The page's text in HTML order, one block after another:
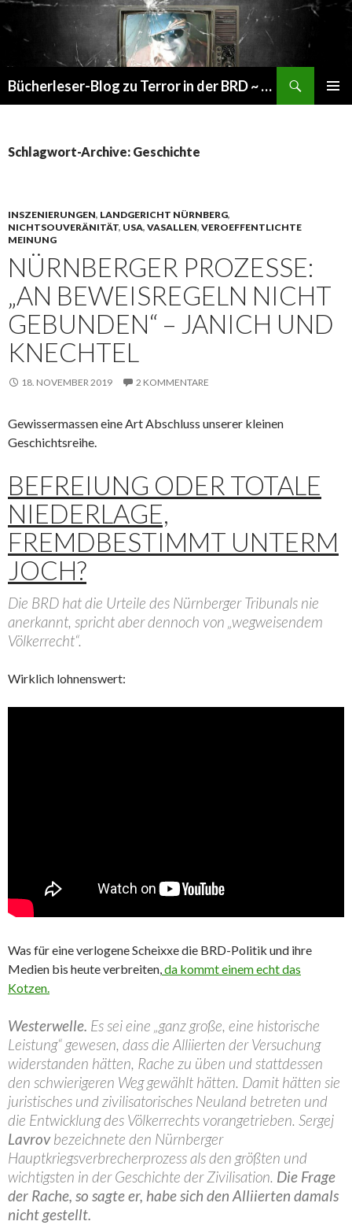
Bücherleser-Blog zu Terror in der BRD ~ die gemachte Realität
Schlagwort-Archive: Geschichte
INSZENIERUNGEN, LANDGERICHT NÜRNBERG,
NICHTSOUVERÄNITÄT, USA, VASALLEN, VEROEFFENTLICHTE
MEINUNG
NÜRNBERGER PROZESSE:
„AN BEWEISREGELN NICHT
GEBUNDEN“ – JANICH UND
KNECHTEL
18. NOVEMBER 2019 2 KOMMENTARE
Gewissermassen eine Art Abschluss unserer kleinen
Geschichtsreihe.
BEFREIUNG ODER TOTALE
NIEDERLAGE,
FREMDBESTIMMT UNTERM
JOCH?
Die BRD hat die Urteile des Nürnberger Tribunals nie
anerkannt, spricht aber dennoch von „wegweisendem
Völkerrecht“.
Wirklich lohnenswert:
Was für eine verlogene Scheixxe die BRD-Politik und ihre
Medien bis heute verbreiten,da kommt einem echt das
Kotzen.
Westerwelle. Es sei eine „ganz große, eine historische
Leistung“ gewesen, dass die Alliierten der Versuchung
widerstanden hätten, Rache zu üben und stattdessen
den schwierigeren Weg gewählt hätten. Damit hätten sie
juristisches und zivilisatorisches Neuland betreten und
die Entwicklung des Völkerrechts vorangetrieben. Sergej
Lavrovbezeichnete den Nürnberger
Hauptkriegsverbrecherprozess als den größten und
wichtigsten in der Geschichte der Zivilisation. Die Frage
der Rache, so sagte er, habe sich den Alliierten damals
nicht gestellt.